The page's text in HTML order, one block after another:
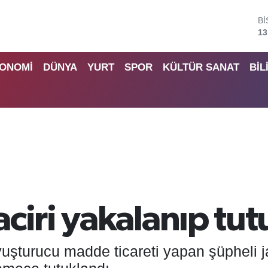
DÜNYA YURT SPOR KÜLTÜR SANAT
yakalanıp
madde ticareti yapan şüpheli